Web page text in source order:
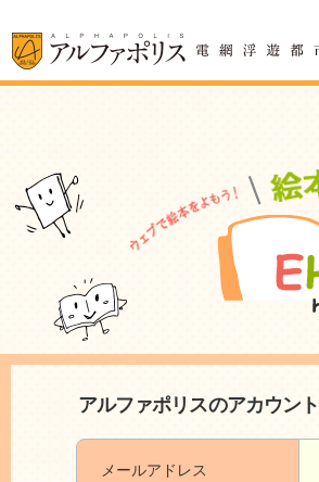
アルファポリスのアカウン
メールアドレス